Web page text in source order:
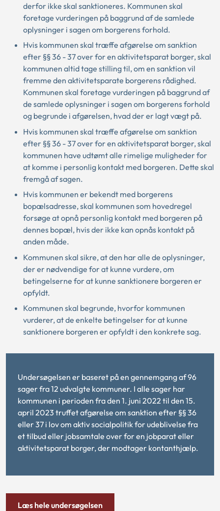
derfor ikke skal sanktioneres. Kommunen skal
foretage vurderingen på baggrund af de samlede
oplysninger i sagen om borgerens forhold.
Hvis kommunen skal træffe afgørelse om sanktion
efter §§ 36 - 37 over for en aktivitetsparat borger, skal
kommunen altid tage stilling til, om en sanktion vil
fremme den aktivitetsparate borgerens rådighed.
Kommunen skal foretage vurderingen på baggrund af
de samlede oplysninger i sagen om borgerens forhold
og begrunde i afgørelsen, hvad der er lagt vægt på.
Hvis kommunen skal træffe afgørelse om sanktion
efter §§ 36 - 37 over for en aktivitetsparat borger, skal
kommunen have udtømt alle rimelige muligheder for
at komme i personlig kontakt med borgeren. Dette skal
fremgå af sagen.
Hvis kommunen er bekendt med borgerens
bopælsadresse, skal kommunen som hovedregel
forsøge at opnå personlig kontakt med borgeren på
dennes bopæl, hvis der ikke kan opnås kontakt på
anden måde.
Kommunen skal sikre, at den har alle de oplysninger,
der er nødvendige for at kunne vurdere, om
betingelserne for at kunne sanktionere borgeren er
opfyldt.
Kommunen skal begrunde, hvorfor kommunen
vurderer, at de enkelte betingelser for at kunne
sanktionere borgeren er opfyldt i den konkrete sag.
Undersøgelsen er baseret på en gennemgang af 96
sager fra 12 udvalgte kommuner. I alle sager har
kommunen i perioden fra den 1. juni 2022 til den 15.
april 2023 truffet afgørelse om sanktion efter §§ 36
eller 37 i lov om aktiv socialpolitik for udeblivelse fra
et tilbud eller jobsamtale over for en jobparat eller
aktivitetsparat borger, der modtager kontanthjælp.
Læs hele undersøgelsen